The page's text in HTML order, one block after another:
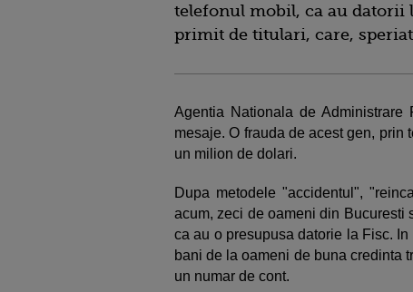
telefonul mobil, ca au datorii
primit de titulari, care,
Agentia Nationala de
mesaje. O frauda de acest gen, prin
un milion de dolari.
Dupa metodele "accidentul",
acum, zeci de oameni din Bucuresti
ca au o presupusa datorie la Fisc.
bani de la oameni de buna credinta
un numar de cont.